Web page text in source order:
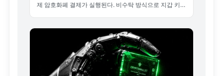
제 암호화폐 결제가 실행된다. 비수탁 방식으로 지갑 키를